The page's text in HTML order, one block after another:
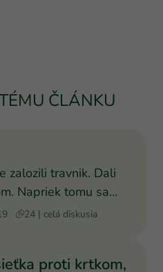
ČLÁNKU
zalozili travnik. Dali
Napriek tomu sa
24 | celá diskusia
proti krtkom,